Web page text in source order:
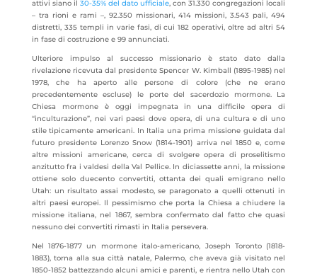
attivi siano il 30-35% del dato ufficiale, con 31.330 congregazioni locali
– tra rioni e rami –, 92.350 missionari, 414 missioni, 3.543 pali, 494
distretti, 335 templi in varie fasi, di cui 182 operativi, oltre ad altri 54
in fase di costruzione e 99 annunciati.
Ulteriore impulso al successo missionario è stato dato dalla
rivelazione ricevuta dal presidente Spencer W. Kimball (1895-1985) nel
1978, che ha aperto alle persone di colore (che ne erano
precedentemente escluse) le porte del sacerdozio mormone. La
Chiesa mormone è oggi impegnata in una difficile opera di
“inculturazione”, nei vari paesi dove opera, di una cultura e di uno
stile tipicamente americani. In Italia una prima missione guidata dal
futuro presidente Lorenzo Snow (1814-1901) arriva nel 1850 e, come
altre missioni americane, cerca di svolgere opera di proselitismo
anzitutto fra i valdesi della Val Pellice. In diciassette anni, la missione
ottiene solo duecento convertiti, ottanta dei quali emigrano nello
Utah: un risultato assai modesto, se paragonato a quelli ottenuti in
altri paesi europei. Il pessimismo che porta la Chiesa a chiudere la
missione italiana, nel 1867, sembra confermato dal fatto che quasi
nessuno dei convertiti rimasti in Italia persevera.
Nel 1876-1877 un mormone italo-americano, Joseph Toronto (1818-
1883), torna alla sua città natale, Palermo, che aveva già visitato nel
1850-1852 battezzando alcuni amici e parenti, e rientra nello Utah con